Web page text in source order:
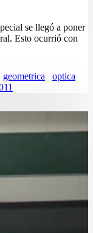
se llegó a poner
Esto ocurrió con
geometrica
optica